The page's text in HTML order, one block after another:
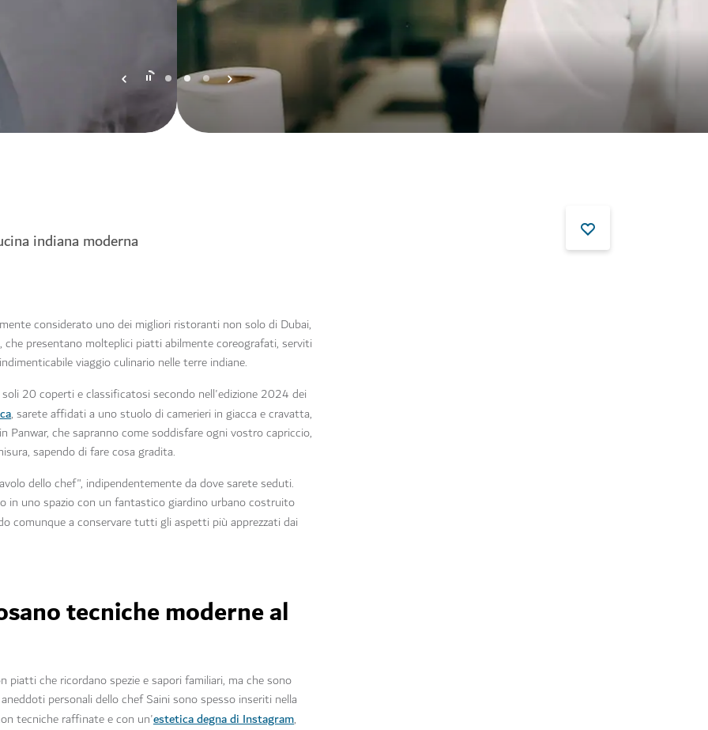
indiana moderna
considerato uno dei migliori ristoranti non solo di Dubai,
presentano molteplici piatti abilmente coreografati, serviti
viaggio culinario nelle terre indiane.
20 coperti e classificatosi secondo nell'edizione 2024 dei
, sarete affidati a uno stuolo di camerieri in giacca e cravatta,
che sapranno come soddisfare ogni vostro capriccio,
sapendo di fare cosa gradita.
dello chef", indipendentemente da dove sarete seduti.
uno spazio con un fantastico giardino urbano costruito
comunque a conservare tutti gli aspetti più apprezzati dai
tecniche moderne al
che ricordano spezie e sapori familiari, ma che sono
personali dello chef Saini sono spesso inseriti nella
tecniche raffinate e con un'estetica degna di Instagram,